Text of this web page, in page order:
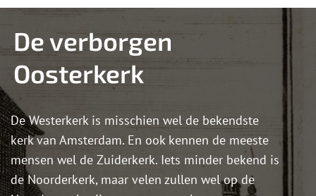
De verborgen
Oosterkerk
De Westerkerk is misschien wel de bekendste
kerk van Amsterdam. En ook kennen de meeste
mensen wel de Zuiderkerk. Iets minder bekend is
de Noorderkerk, maar velen zullen wel op de